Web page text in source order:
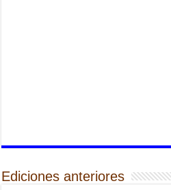
Ediciones anteriores